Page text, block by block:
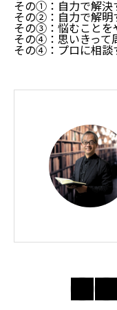
その①：自力で解決
その②：自力で解明
その③：悩むことを
その④：思いきって
その④：プロに相談